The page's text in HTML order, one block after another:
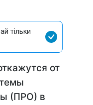
тільки
от
(ПРО) в